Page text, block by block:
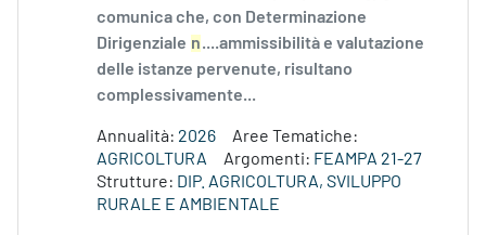
comunica che, con Determinazione
Dirigenziale n....ammissibilità e valutazione
delle istanze pervenute, risultano
complessivamente...
Annualità: 2026
Aree Tematiche:
AGRICOLTURA
Argomenti: FEAMPA 21-27
Strutture: DIP. AGRICOLTURA, SVILUPPO
RURALE E AMBIENTALE